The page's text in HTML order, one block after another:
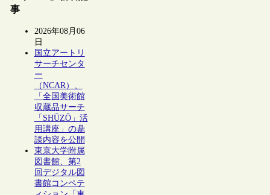
事
2026年08月06
日
国立アートリ
サーチセンタ
ー
（NCAR）、
「全国美術館
収蔵品サーチ
「SHŪZŌ」活
用講座」の鼎
談内容を公開
東京大学附属
図書館、第2
回デジタル図
書館コンペテ